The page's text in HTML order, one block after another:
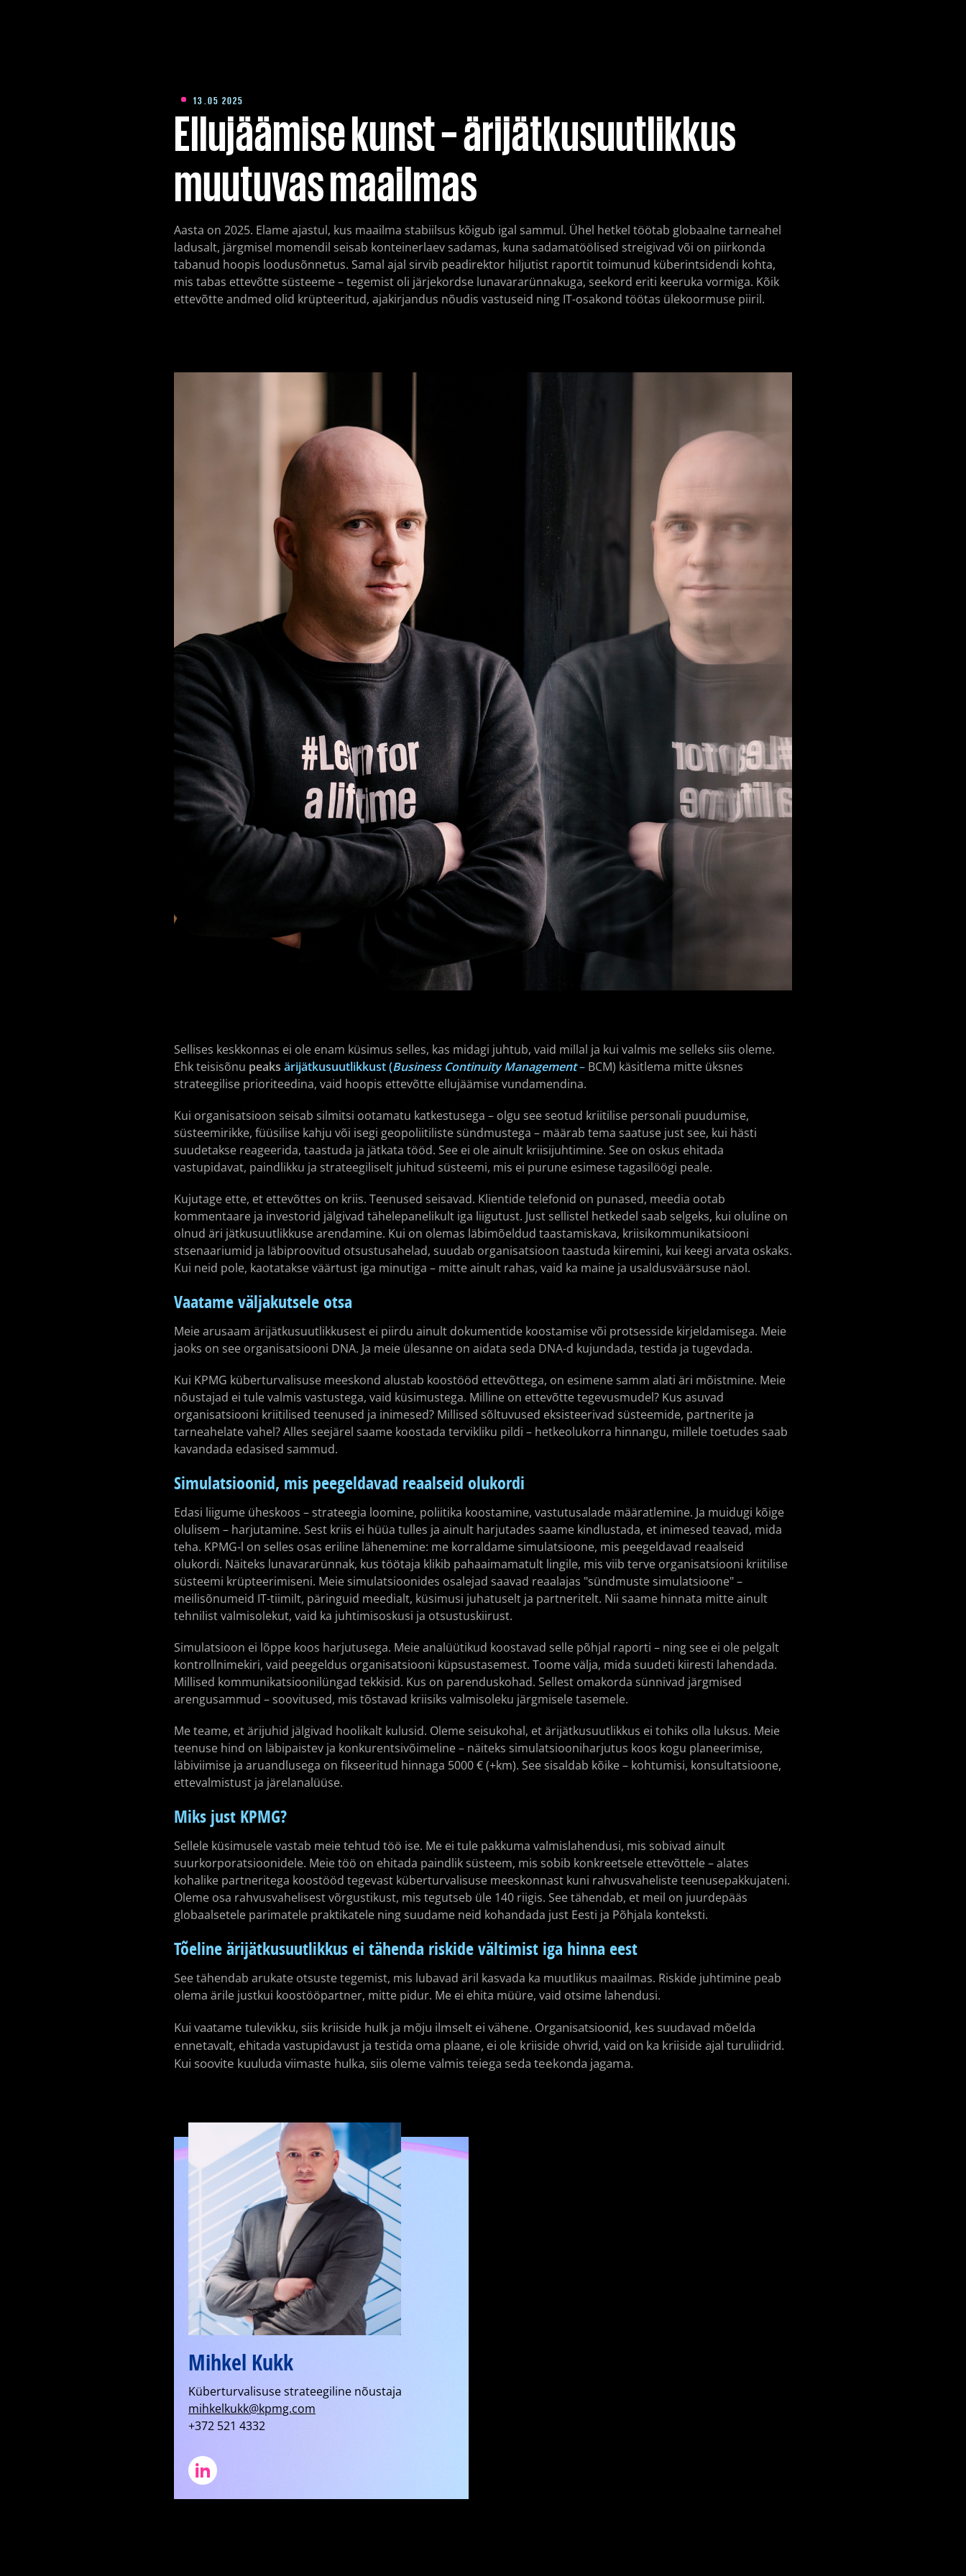
Õngitsemise teenus (phishing)
13.05 2025
Ellujäämise kunst – ärijätkusuutlikkus
muutuvas maailmas
Aasta on 2025. Elame ajastul, kus maailma stabiilsus kõigub igal sammul. Ühel hetkel töötab globaalne tarneahel
ladusalt, järgmisel momendil seisab konteinerlaev sadamas, kuna sadamatöölised streigivad või on piirkonda
tabanud hoopis loodusõnnetus. Samal ajal sirvib peadirektor hiljutist raportit toimunud küberintsidendi kohta,
mis tabas ettevõtte süsteeme – tegemist oli järjekordse lunavararünnakuga, seekord eriti keeruka vormiga. Kõik
ettevõtte andmed olid krüpteeritud, ajakirjandus nõudis vastuseid ning IT-osakond töötas ülekoormuse piiril.
Sellises keskkonnas ei ole enam küsimus selles, kas midagi juhtub, vaid millal ja kui valmis me selleks siis oleme.
Ehk teisisõnu peaks ärijätkusuutlikkust (Business Continuity Management– BCM) käsitlema mitte üksnes
strateegilise prioriteedina, vaid hoopis ettevõtte ellujäämise vundamendina.
Kui organisatsioon seisab silmitsi ootamatu katkestusega – olgu see seotud kriitilise personali puudumise,
süsteemirikke, füüsilise kahju või isegi geopoliitiliste sündmustega – määrab tema saatuse just see, kui hästi
suudetakse reageerida, taastuda ja jätkata tööd. See ei ole ainult kriisijuhtimine. See on oskus ehitada
vastupidavat, paindlikku ja strateegiliselt juhitud süsteemi, mis ei purune esimese tagasilöögi peale.
Kujutage ette, et ettevõttes on kriis. Teenused seisavad. Klientide telefonid on punased, meedia ootab
kommentaare ja investorid jälgivad tähelepanelikult iga liigutust. Just sellistel hetkedel saab selgeks, kui oluline on
olnud äri jätkusuutlikkuse arendamine. Kui on olemas läbimõeldud taastamiskava, kriisikommunikatsiooni
stsenaariumid ja läbiproovitud otsustusahelad, suudab organisatsioon taastuda kiiremini, kui keegi arvata oskaks.
Kui neid pole, kaotatakse väärtust iga minutiga – mitte ainult rahas, vaid ka maine ja usaldusväärsuse näol.
Vaatame väljakutsele otsa
Meie arusaam ärijätkusuutlikkusest ei piirdu ainult dokumentide koostamise või protsesside kirjeldamisega. Meie
jaoks on see organisatsiooni DNA. Ja meie ülesanne on aidata seda DNA-d kujundada, testida ja tugevdada.
Kui KPMG küberturvalisuse meeskond alustab koostööd ettevõttega, on esimene samm alati äri mõistmine. Meie
nõustajad ei tule valmis vastustega, vaid küsimustega. Milline on ettevõtte tegevusmudel? Kus asuvad
organisatsiooni kriitilised teenused ja inimesed? Millised sõltuvused eksisteerivad süsteemide, partnerite ja
tarneahelate vahel? Alles seejärel saame koostada tervikliku pildi – hetkeolukorra hinnangu, millele toetudes saab
kavandada edasised sammud.
Simulatsioonid, mis peegeldavad reaalseid olukordi
Edasi liigume üheskoos – strateegia loomine, poliitika koostamine, vastutusalade määratlemine. Ja muidugi kõige
olulisem – harjutamine. Sest kriis ei hüüa tulles ja ainult harjutades saame kindlustada, et inimesed teavad, mida
teha. KPMG-l on selles osas eriline lähenemine: me korraldame simulatsioone, mis peegeldavad reaalseid
olukordi. Näiteks lunavararünnak, kus töötaja klikib pahaaimamatult lingile, mis viib terve organisatsiooni kriitilise
süsteemi krüpteerimiseni. Meie simulatsioonides osalejad saavad reaalajas "sündmuste simulatsioone" –
meilisõnumeid IT-tiimilt, päringuid meedialt, küsimusi juhatuselt ja partneritelt. Nii saame hinnata mitte ainult
tehnilist valmisolekut, vaid ka juhtimisoskusi ja otsustuskiirust.
Simulatsioon ei lõppe koos harjutusega. Meie analüütikud koostavad selle põhjal raporti – ning see ei ole pelgalt
kontrollnimekiri, vaid peegeldus organisatsiooni küpsustasemest. Toome välja, mida suudeti kiiresti lahendada.
Millised kommunikatsioonilüngad tekkisid. Kus on parenduskohad. Sellest omakorda sünnivad järgmised
arengusammud – soovitused, mis tõstavad kriisiks valmisoleku järgmisele tasemele.
Me teame, et ärijuhid jälgivad hoolikalt kulusid. Oleme seisukohal, et ärijätkusuutlikkus ei tohiks olla luksus. Meie
teenuse hind on läbipaistev ja konkurentsivõimeline – näiteks simulatsiooniharjutus koos kogu planeerimise,
läbiviimise ja aruandlusega on fikseeritud hinnaga 5000 € (+km). See sisaldab kõike – kohtumisi, konsultatsioone,
ettevalmistust ja järelanalüüse.
Miks just KPMG?
Sellele küsimusele vastab meie tehtud töö ise. Me ei tule pakkuma valmislahendusi, mis sobivad ainult
suurkorporatsioonidele. Meie töö on ehitada paindlik süsteem, mis sobib konkreetsele ettevõttele – alates
kohalike partneritega koostööd tegevast küberturvalisuse meeskonnast kuni rahvusvaheliste teenusepakkujateni.
Oleme osa rahvusvahelisest võrgustikust, mis tegutseb üle 140 riigis. See tähendab, et meil on juurdepääs
globaalsetele parimatele praktikatele ning suudame neid kohandada just Eesti ja Põhjala konteksti.
Tõeline ärijätkusuutlikkus ei tähenda riskide vältimist iga hinna eest
See tähendab arukate otsuste tegemist, mis lubavad äril kasvada ka muutlikus maailmas. Riskide juhtimine peab
olema ärile justkui koostööpartner, mitte pidur. Me ei ehita müüre, vaid otsime lahendusi.
Kui vaatame tulevikku, siis kriiside hulk ja mõju ilmselt ei vähene. Organisatsioonid, kes suudavad mõelda
ennetavalt, ehitada vastupidavust ja testida oma plaane, ei ole kriiside ohvrid, vaid on ka kriiside ajal turuliidrid.
Kui soovite kuuluda viimaste hulka, siis oleme valmis teiega seda teekonda jagama.
Mihkel Kukk
Küberturvalisuse strateegiline nõustaja
mihkelkukk@kpmg.com
+372 521 4332